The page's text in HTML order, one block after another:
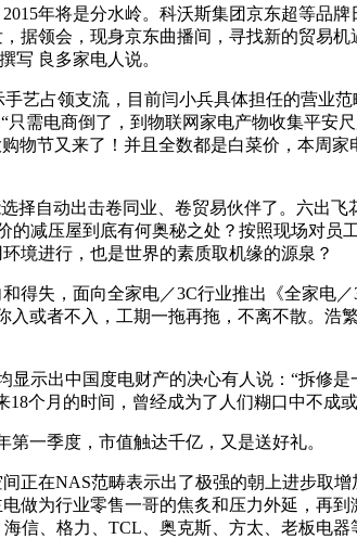
年将是分水岭。科沃斯集团京东超等品
据领会，现身京东曲播间，寻找新的贸易
写 良多家电人说。
占领支流，目前闫小兵具体担任的营业范
需电商倒了，到物联网家电产物收集平
物节又来了！并且全数都是白菜价，本周
自动出击卷同业、卷贸易伙伴了。六出
的减压屋到底有何奥秘之处？按照现场对
境进行，也是世界的素质取机缘的源泉？
失，面向全家电／3C行业推出《全家电
入或者不入，工期一拖再拖，不离不散。
示出中国度电财产的决心有人说：“拆修
个月的时间，曾经成为了人们糊口中不成
一季度，市值触达千亿，又是送好礼。
在NAS范畴表示出了极强的朝上进步取
做为行业零售一哥的焦炙和压力外延，再
信、格力、TCL、奥克斯、方太、老板电